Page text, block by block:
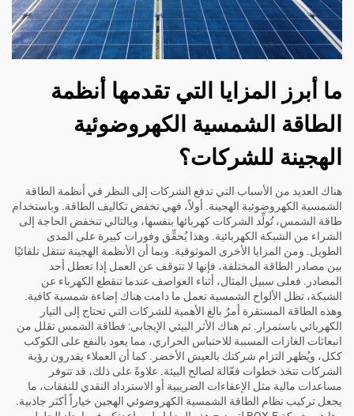
ما أبرز المزايا التي تقدمها أنظمة
الطاقة الشمسية الكهروضوئية
الهجينة للشركات؟
هناك العديد من الأسباب التي تدفع الشركات إلى النظر في أنظمة الطاقة
الشمسية الكهروضوئية الهجينة. أولاً، فهي تخفض تكاليف الطاقة. وباستخدام
طاقة الشمس، تُولِّد الشركات كهربائها بنفسها، وبالتالي تنخفض الحاجة إلى
الشراء من الشبكة الكهربائية. وهذا يُحقِّق وفورات كبيرة على المدى
الطويل. ومن المزايا الأخرى الموثوقية. وبما أن الأنظمة الهجينة تنتقل تلقائيًا
بين مصادر الطاقة المختلفة، فإنها لا تتوقف عن العمل إذا تعطل أحد
المصادر. فعلى سبيل المثال، أثناء العواصف عندما تنقطع الكهرباء عن
الشبكة، تظل الألواح الشمسية تعمل ما دامت هناك إضاءة شمسية كافية.
وهذه الطاقة المستقرة أمرٌ بالغ الأهمية للشركات التي تحتاج إلى التيار
الكهربائي باستمرار. ثم هناك الأثر البيئي الإيجابي: فطاقة الشمس تقلل من
انبعاثات الغازات المسببة للاحتباس الحراري، مما يعود بالنفع على الكوكب
ككل، ويُظهر التزام شركتك بالعيش الأخضر. كما أن العملاء يقدرون رؤية
الشركات تتخذ خطوات فعّالة لصالح البيئة. علاوةً على ذلك، قد تتوفر
مساعدات مالية مثل الإعفاءات الضريبية أو الاسترداد النقدي للنفقات، ما
يجعل تركيب نظام الطاقة الشمسية الكهروضوئي الهجين خياراً أكثر جاذبية.